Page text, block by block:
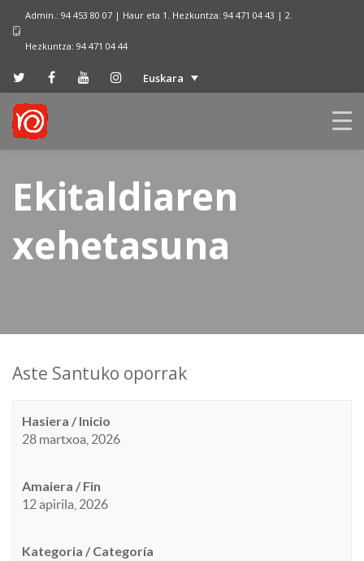
Admin.: 94 453 80 07 | Haur eta 1. Hezkuntza: 94 471 04 43 | 2.
Hezkuntza: 94 471 04 44
Euskara
Ekitaldiaren
xehetasuna
Aste Santuko oporrak
Hasiera / Inicio
28 martxoa, 2026
Amaiera / Fin
12 apirila, 2026
Kategoria / Categoría